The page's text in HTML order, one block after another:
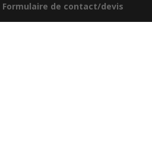
Formulaire de contact/devis